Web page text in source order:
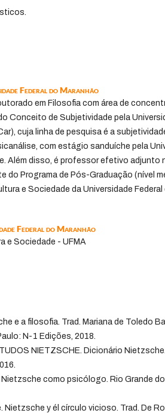
Federal do Maranhão
em Filosofia com área de
Conceito de Subjetividade pela
cuja linha de pesquisa é a
com estágio sanduíche pela
Além disso, é professor efetivo adjunto
do Programa de Pós-Graduação (nível
e Sociedade da Universidade Federal
Federal do Maranhão
e Sociedade - UFMA
e a filosofia. Trad. Mariana de Toledo
N-1 Edições, 2018.
NIETZSCHE. Dicionário
Nietzsche como psicólogo. Rio Grande
Nietzsche y él círculo vicioso. Trad. De